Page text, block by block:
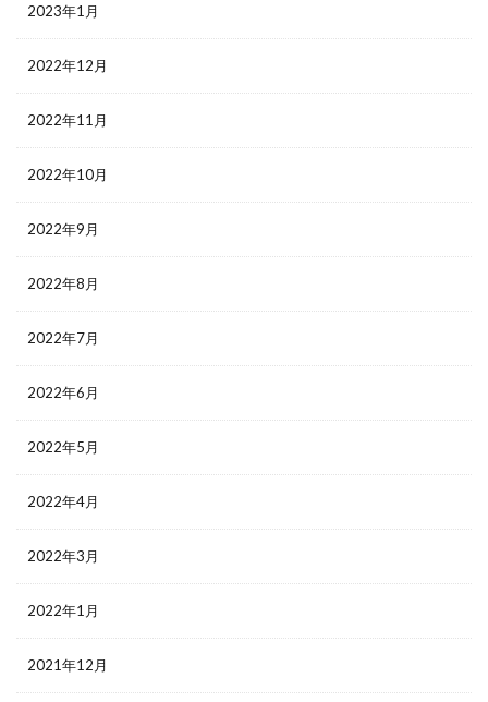
2023年1月
2022年12月
2022年11月
2022年10月
2022年9月
2022年8月
2022年7月
2022年6月
2022年5月
2022年4月
2022年3月
2022年1月
2021年12月